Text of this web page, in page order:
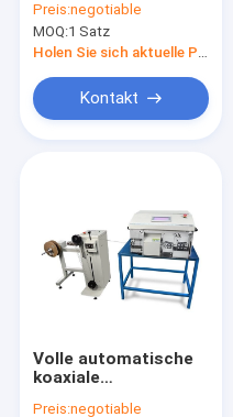
Kräuselungsmaschinen-
21500N der
Kapazitäts-
Preis:negotiable
MOQ:1 Satz
Kontakt
Volle automatische
koaxiale
Preis:negotiable